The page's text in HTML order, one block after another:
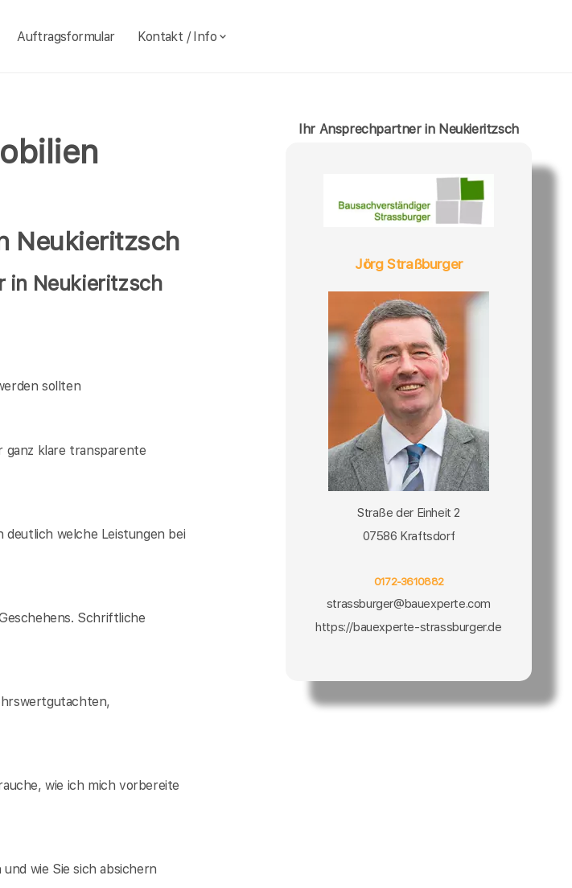
Auftragsformular Kontakt / Info
Neukieritzsch
in Neukieritzsch
sollten
ganz klare transparente
deutlich welche Leistungen bei
Schriftliche
wie ich mich vorbereite
wie Sie sich absichern
Ihr Ansprechpartner in Neukieritzsch
Jörg Straßburger
Straße der Einheit 2
07586 Kraftsdorf
0172-3610882
strassburger@bauexperte.com
https://bauexperte-strassburger.de